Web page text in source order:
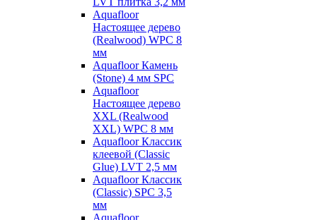
Aquafloor
Настоящее дерево
(Realwood) WPC 8
мм
Aquafloor Камень
(Stone) 4 мм SPC
Aquafloor
Настоящее дерево
XXL (Realwood
XXL) WPC 8 мм
Aquafloor Классик
клеевой (Classic
Glue) LVT 2,5 мм
Aquafloor Классик
(Classic) SPC 3,5
мм
Aquafloor